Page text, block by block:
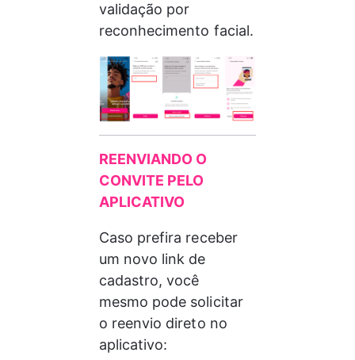
validação por
reconhecimento facial.
REENVIANDO O
CONVITE PELO
APLICATIVO
Caso prefira receber
um novo link de
cadastro, você
mesmo pode solicitar
o reenvio direto no
aplicativo: